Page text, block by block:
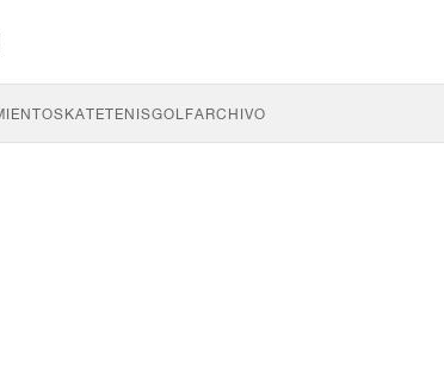
SKATETENISGOLFARCHIVO